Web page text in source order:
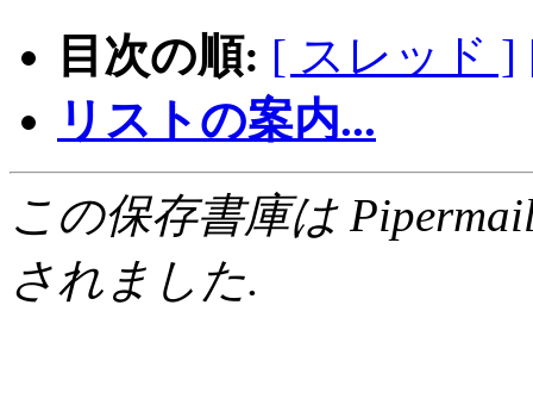
目次の順: [ スレッド ]
リストの案内...
この保存書庫は
されました.